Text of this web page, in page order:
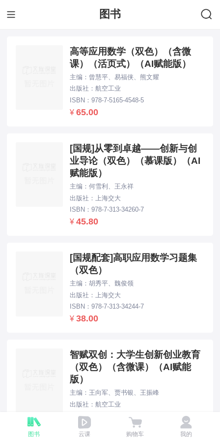
图书
高等应用数学（双色）（含微
课）（活页式）（AI赋能版）
主编：曾慧平、易福侠、熊文耀
出版社：航空工业
ISBN：978-7-5165-4548-5
¥65.00
[国规]从零到卓越——创新与创
业导论（双色）（慕课版）（AI
赋能版）
主编：何雪利、王永祥
出版社：上海交大
ISBN：978-7-313-34260-7
¥45.80
[国规配套]高职应用数学习题集
（双色）
主编：胡秀平、魏俊领
出版社：上海交大
ISBN：978-7-313-34244-7
¥38.00
智赋双创：大学生创新创业教育
（双色）（含微课）（AI赋能
版）
主编：王向军、贾书银、王振峰
出版社：航空工业
ISBN：978-7-5165-4476-1
49.80
图书 云课 购物车 我的